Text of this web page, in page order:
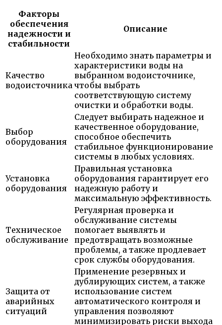
Факторы
обеспечения
надежности и
стабильности
Описание
Качество
водоисточника
Необходимо знать параметры и
характеристики воды на
выбранном водоисточнике,
чтобы выбрать
соответствующую систему
очистки и обработки воды.
Выбор
оборудования
Следует выбирать надежное и
качественное оборудование,
способное обеспечить
стабильное функционирование
системы в любых условиях.
Установка
оборудования
Правильная установка
оборудования гарантирует его
надежную работу и
максимальную эффективность.
Техническое
обслуживание
Регулярная проверка и
обслуживание системы
помогает выявлять и
предотвращать возможные
проблемы, а также продлевает
срок службы оборудования.
Защита от
аварийных
ситуаций
Применение резервных и
дублирующих систем, а также
использование систем
автоматического контроля и
управления позволяют
минимизировать риски выхода